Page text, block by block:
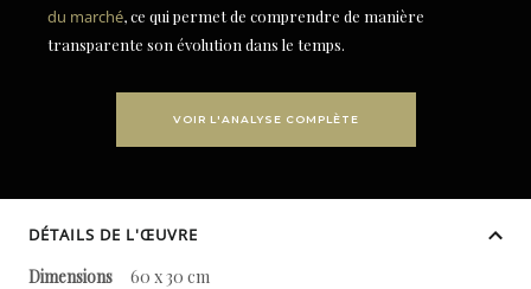
du marché, ce qui permet de comprendre de manière
transparente son évolution dans le temps.
VOIR L'ANALYSE COMPLÈTE
DÉTAILS DE L'ŒUVRE
Dimensions
60 x 30 cm